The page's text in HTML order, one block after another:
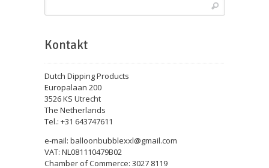
Kontakt
Dutch Dipping Products
Europalaan 200
3526 KS Utrecht
The Netherlands
Tel.: +31 643747611
e-mail: balloonbubblexxl@gmail.com
VAT: NL081110479B02
Chamber of Commerce: 3027 8119